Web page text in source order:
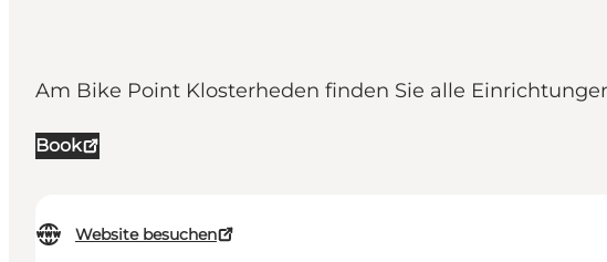
Am Bike Point Klosterheden finden Sie alle
Book
Website besuchen